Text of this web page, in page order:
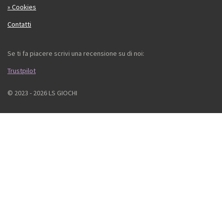
» Cookies
Contatti
Se ti fa piacere scrivi una recensione su di noi:
Trustpilot
© 2023 - 2026 LS GIOCHI